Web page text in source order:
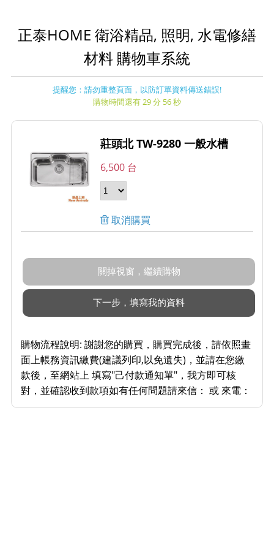
正泰HOME 衛浴精品, 照明, 水電修繕
材料 購物車系統
提醒您：請勿重整頁面，以防訂單資料傳送錯誤!
購物時間還有 29 分 56 秒
莊頭北 TW-9280 一般水槽
6,500 台
取消購買
購物流程說明: 謝謝您的購買，購買完成後，請依照畫
面上帳務資訊繳費(建議列印,以免遺失)，並請在您繳
款後，至網站上 填寫"己付款通知單"，我方即可核
對，並確認收到款項如有任何問題請來信： 或 來電：